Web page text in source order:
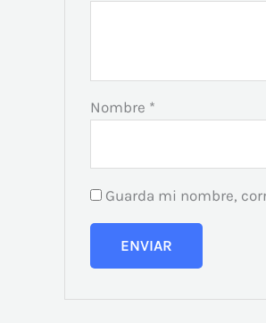
Nombre *
Guarda mi nombre,